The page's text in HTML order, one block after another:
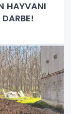
HAYVANI